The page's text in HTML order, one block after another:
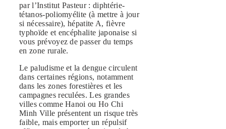
par l’Institut Pasteur : diphtérie-
tétanos-poliomyélite (à mettre à jour
si nécessaire), hépatite A, fièvre
typhoïde et encéphalite japonaise si
vous prévoyez de passer du temps
en zone rurale.
Le paludisme et la dengue circulent
dans certaines régions, notamment
dans les zones forestières et les
campagnes reculées. Les grandes
villes comme Hanoi ou Ho Chi
Minh Ville présentent un risque très
faible, mais emporter un répulsif